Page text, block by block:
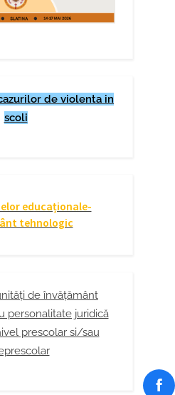
de violenta in
scoli
educaționale-
tehnologic
de învățământ
personalitate juridică
prescolar si/sau